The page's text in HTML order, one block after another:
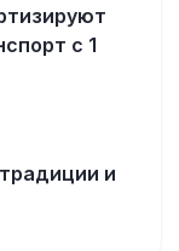
с 1
и